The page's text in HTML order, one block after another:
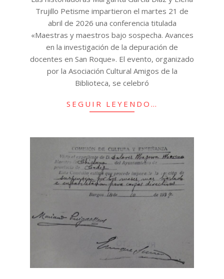
Trujillo Petisme impartieron el martes 21 de
abril de 2026 una conferencia titulada
«Maestras y maestros bajo sospecha. Avances
en la investigación de la depuración de
docentes en San Roque». El evento, organizado
por la Asociación Cultural Amigos de la
Biblioteca, se celebró
SEGUIR LEYENDO…